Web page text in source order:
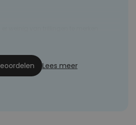
Lees meer